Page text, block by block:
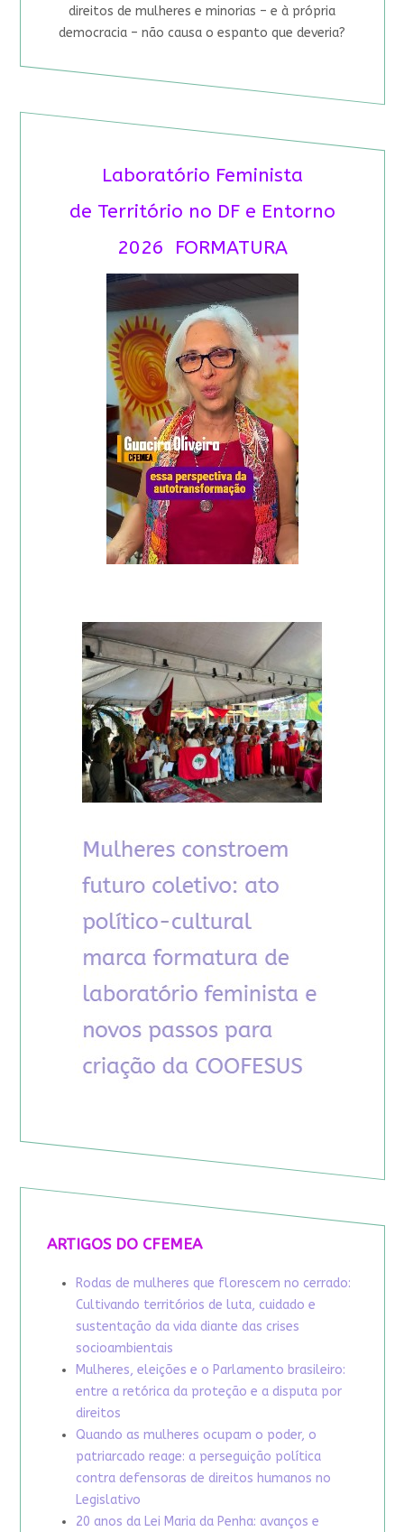
direitos de mulheres e minorias – e à própria
democracia – não causa o espanto que deveria?
Laboratório Feminista
de Território no DF e Entorno
2026 FORMATURA
ARTIGOS DO CFEMEA
Rodas de mulheres que florescem no cerrado:
Cultivando territórios de luta, cuidado e
sustentação da vida diante das crises
socioambientais
Mulheres, eleições e o Parlamento brasileiro:
entre a retórica da proteção e a disputa por
direitos
Quando as mulheres ocupam o poder, o
patriarcado reage: a perseguição política
contra defensoras de direitos humanos no
Legislativo
20 anos da Lei Maria da Penha: avanços e